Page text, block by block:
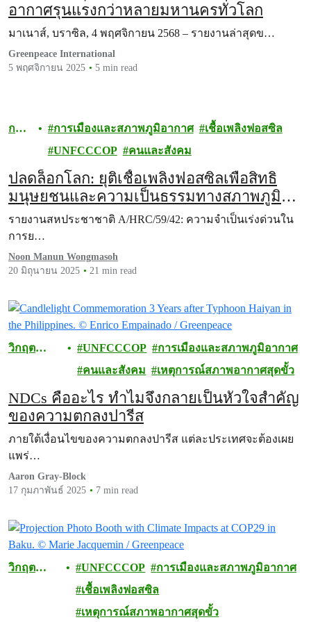
อากาศรุนแรงกว่าหลายมหานครทั่วโลก
มาเนาส์, บราซิล, 4 พฤศจิกายน 2568 – รายงานล่าสุดข…
Greenpeace International
5 พฤศจิกายน 2025
5 min read
กรี
การเมืองและสภาพภูมิอากาศ
เชื้อเพลิงฟอสซิล
UNFCCCOP
คนและสังคม
ปลดล็อกโลก: ยุติเชื้อเพลิงฟอสซิลเพื่อสิทธิ
มนุษยชนและความเป็นธรรมทางสภาพภูมิ
อากาศ
รายงานสหประชาชาติ A/HRC/59/42: ความจำเป็นเร่งด่วนใน
การย…
Noon Manun Wongmasoh
20 มิถุนายน 2025
21 min read
วิกฤต
UNFCCCOP
การเมืองและสภาพภูมิอากาศ
คนและสังคม
เหตุการณ์สภาพอากาศสุดขั้ว
NDCs คืออะไร ทำไมจึงกลายเป็นหัวใจสำคัญ
ของความตกลงปารีส
ภายใต้เงื่อนไขของความตกลงปารีส แต่ละประเทศจะต้องเผย
แพร่…
Aaron Gray-Block
17 กุมภาพันธ์ 2025
7 min read
วิกฤต
UNFCCCOP
การเมืองและสภาพภูมิอากาศ
เชื้อเพลิงฟอสซิล
เหตุการณ์สภาพอากาศสุดขั้ว